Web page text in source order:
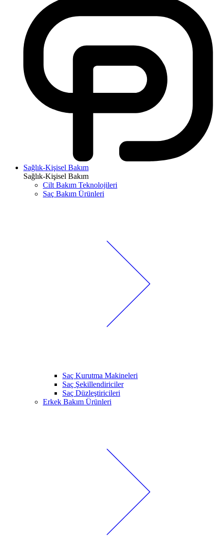
Sağlık-Kişisel Bakım
Sağlık-Kişisel Bakım
Cilt Bakım Teknolojileri
Saç Bakım Ürünleri
Saç Kurutma Makineleri
Saç Şekillendiriciler
Saç Düzleştiricileri
Erkek Bakım Ürünleri